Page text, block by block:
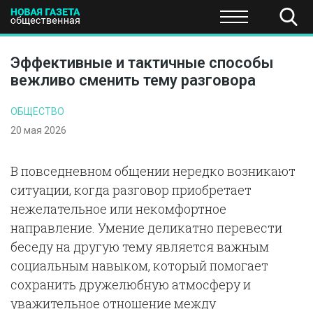
ПОЛИТИКА ЭКОНОМИКА НАУКА И
Эффективные и тактичные способы
вежливо сменить тему разговора
ОБЩЕСТВО
20 мая 2026
В повседневном общении нередко возникают
ситуации, когда разговор приобретает
нежелательное или некомфортное
направление. Умение деликатно перевести
беседу на другую тему является важным
социальным навыком, который помогает
сохранить дружелюбную атмосферу и
уважительное отношение между